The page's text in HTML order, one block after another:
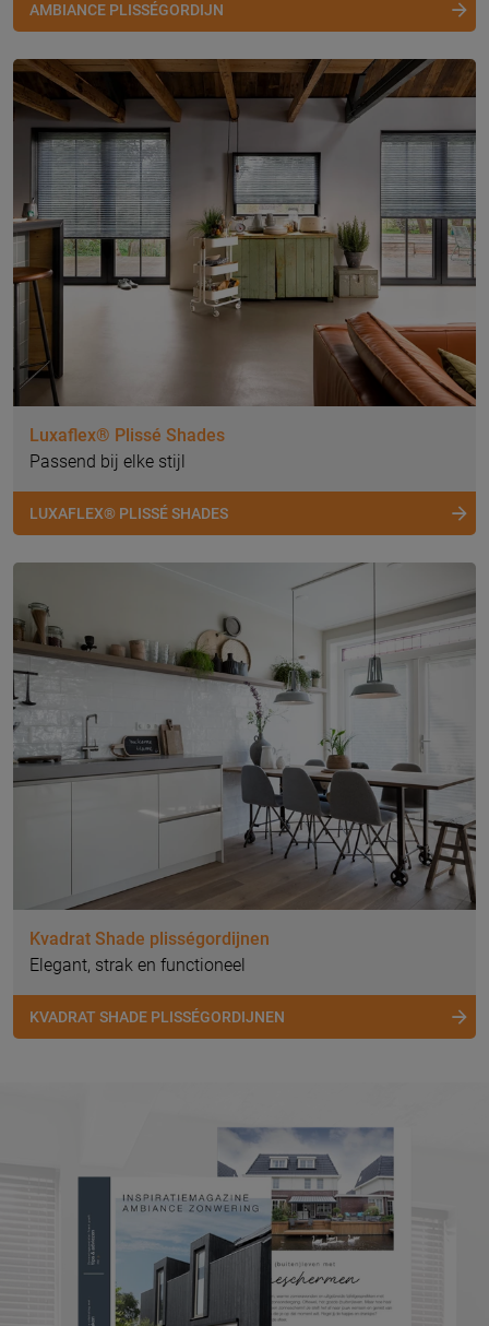
AMBIANCE PLISSÉGORDIJN
Luxaflex® Plissé Shades
Passend bij elke stijl
LUXAFLEX® PLISSÉ SHADES
Kvadrat Shade plisségordijnen
Elegant, strak en functioneel
KVADRAT SHADE PLISSÉGORDIJNEN